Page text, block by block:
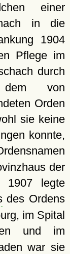
einer
in die
1904
Pflege im
durch
dem von
Orden
sie keine
konnte,
der
1907 legte
des Ordens
im Spital
und im
war sie